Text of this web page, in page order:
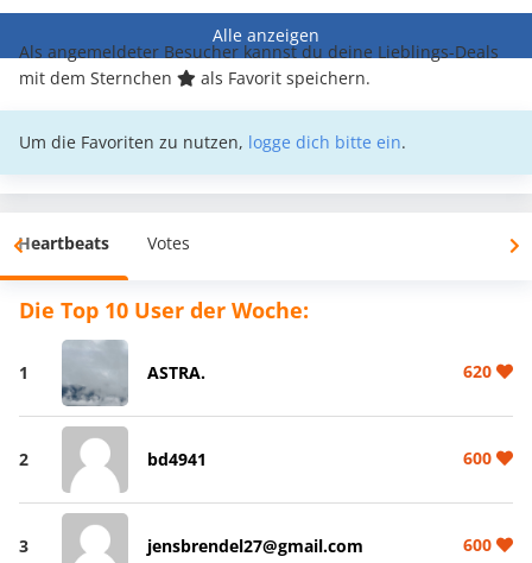
Alle anzeigen
Als angemeldeter Besucher kannst du deine Lieblings-Deals
mit dem Sternchen
als Favorit speichern.
Um die Favoriten zu nutzen, logge dich bitte ein.
Heartbeats Votes
Die Top 10 User der Woche:
1 ASTRA. 620
2 bd4941 600
3 jensbrendel27@gmail.com 600